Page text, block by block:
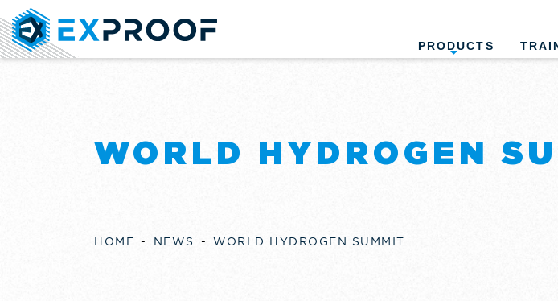
PRODUCTS
WORLD HYDROGEN
HOME NEWS WORLD HYDROGEN SUMMIT